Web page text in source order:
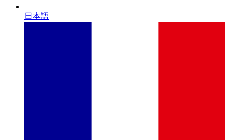
日本語